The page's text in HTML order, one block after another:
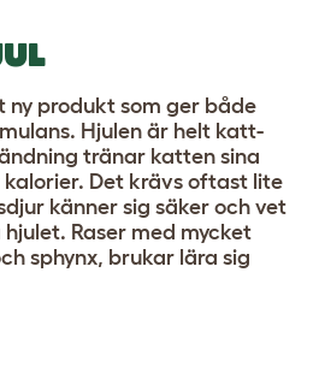
ny produkt som ger både
Hjulen är helt katt-
tränar katten sina
Det krävs oftast lite
känner sig säker och vet
Raser med mycket
sphynx, brukar lära sig